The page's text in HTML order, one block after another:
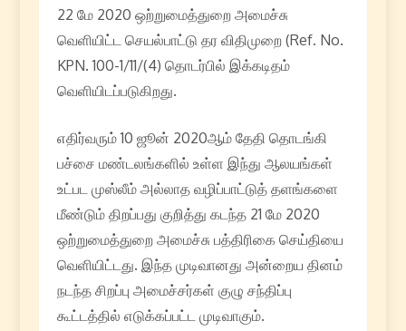
22 மே 2020 ஒற்றுமைத்துறை அமைச்சு
வெளியிட்ட செயல்பாட்டு தர விதிமுறை (Ref. No.
KPN. 100-1/11/(4) தொடர்பில் இக்கடிதம்
வெளியிடப்படுகிறது.
எதிர்வரும் 10 ஜூன் 2020ஆம் தேதி தொடங்கி
பச்சை மண்டலங்களில் உள்ள இந்து ஆலயங்கள்
உட்பட முஸ்லீம் அல்லாத வழிப்பாட்டுத் தளங்களை
மீண்டும் திறப்பது குறித்து கடந்த 21 மே 2020
ஒற்றுமைத்துறை அமைச்சு பத்திரிகை செய்தியை
வெளியிட்டது. இந்த முடிவானது அன்றைய தினம்
நடந்த சிறப்பு அமைச்சர்கள் குழு சந்திப்பு
கூட்டத்தில் எடுக்கப்பட்ட முடிவாகும்.